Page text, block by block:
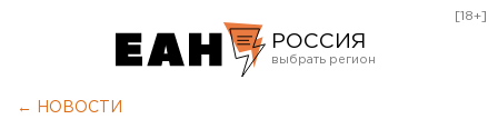
РОССИЯ
[18+]
← НОВОСТИ